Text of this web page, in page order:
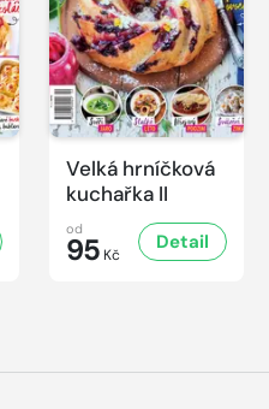
Velká hrníčková
kuchařka II
od
95 Kč
Detail